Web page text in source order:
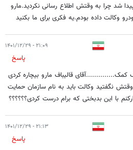
شد چرا به وقتش اطلاع رسانی نکردید.مارو
وکالت داده بودم.یه فکری برای ما بکنید
۲۱:۰۹ - ۱۴۰۱/۱۲/۲۹
پاسخ
قالیباف مارو بیچاره کردی
وقتش نگفتید وکالت باید به نام سازمان حمایت
با این بدبختی که برام درست کردی؟؟؟؟؟؟
۲۱:۱۳ - ۱۴۰۱/۱۲/۲۹
پاسخ